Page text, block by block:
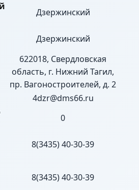
Дзержинский
Дзержинский
622018, Свердловская
область, г. Нижний Тагил,
пр. Вагоностроителей, д. 2
4dzr@dms66.ru
0
8(3435) 40-30-39
8(3435) 40-30-39